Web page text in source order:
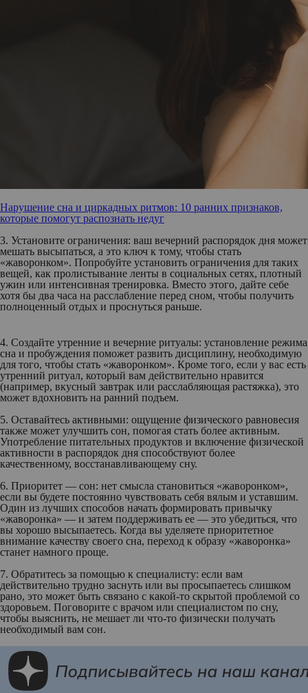
Нарушение сна и циркадных ритмов: 10 ранних признаков,
которые помогут распознать недуг
3. Установите ограничения: ваш вечерний распорядок дня может
мешать высыпаться, а это ключ к тому, чтобы стать
«жаворонком». Попробуйте установить ограничения для таких
вещей, как пролистывание ленты в социальных сетях, плотный
ужин или интенсивная тренировка. Вместо этого, дайте себе
хотя бы два часа на расслабление перед сном, чтобы получить
полноценный отдых и проснуться раньше.
4. Создайте утренние и вечерние ритуалы: установление режима
сна и пробуждения поможет развить дисциплину, необходимую
для того, чтобы стать «жаворонком». Кроме того, если у вас есть
утренний ритуал, который вам действительно нравится
(например, вкусный завтрак или расслабляющая растяжка), это
может вдохновить на ранний подъем.
5. Оставайтесь активными: ощущение физического равновесия
также может улучшить сон, помогая стать более активным.
Употребление питательных продуктов и включение физической
активности в распорядок дня способствуют более
качественному, восстанавливающему сну.
6. Приоритет — сон: нет смысла становиться «жаворонком»,
если вы будете постоянно чувствовать себя вялым и уставшим.
Один из лучших способов начать формировать привычку
«жаворонка» — и затем поддерживать ее — это убедиться, что
вы хорошо высыпаетесь. Когда вы уделяете приоритетное
внимание качеству своего сна, переход к образу «жаворонка»
станет намного проще.
7. Обратитесь за помощью к специалисту: если вам
действительно трудно заснуть или вы просыпаетесь слишком
рано, это может быть связано с какой-то скрытой проблемой со
здоровьем. Поговорите с врачом или специалистом по сну,
чтобы выяснить, не мешает ли что-то физически получать
необходимый вам сон.